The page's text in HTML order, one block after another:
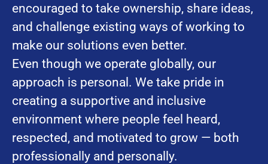
encouraged to take ownership, share ideas,
and challenge existing ways of working to
make our solutions even better.
Even though we operate globally, our
approach is personal. We take pride in
creating a supportive and inclusive
environment where people feel heard,
respected, and motivated to grow — both
professionally and personally.